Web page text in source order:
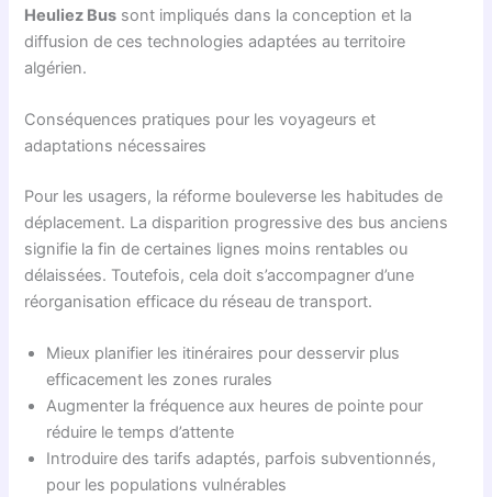
Heuliez Bus sont impliqués dans la conception et la
diffusion de ces technologies adaptées au territoire
algérien.
Conséquences pratiques pour les voyageurs et
adaptations nécessaires
Pour les usagers, la réforme bouleverse les habitudes de
déplacement. La disparition progressive des bus anciens
signifie la fin de certaines lignes moins rentables ou
délaissées. Toutefois, cela doit s’accompagner d’une
réorganisation efficace du réseau de transport.
Mieux planifier les itinéraires pour desservir plus
efficacement les zones rurales
Augmenter la fréquence aux heures de pointe pour
réduire le temps d’attente
Introduire des tarifs adaptés, parfois subventionnés,
pour les populations vulnérables